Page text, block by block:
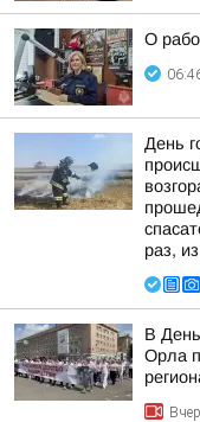
О
День
раз,
В
Орла